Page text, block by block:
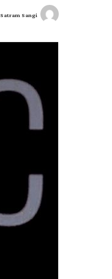
Satram Sangi